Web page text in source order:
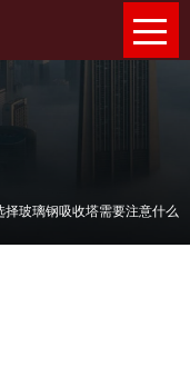
择玻璃钢吸收塔需要注意什么